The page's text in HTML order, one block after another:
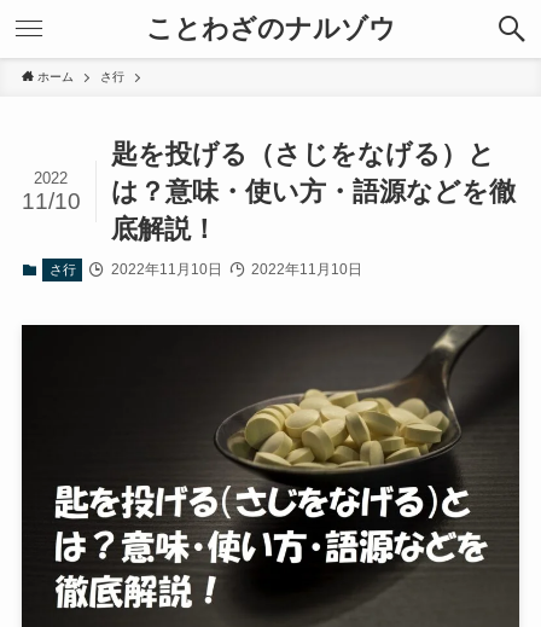
ことわざのナルゾウ
ホーム さ行
匙を投げる（さじをなげる）と
は？意味・使い方・語源などを徹
底解説！
2022
11/10
さ行 2022年11月10日 2022年11月10日